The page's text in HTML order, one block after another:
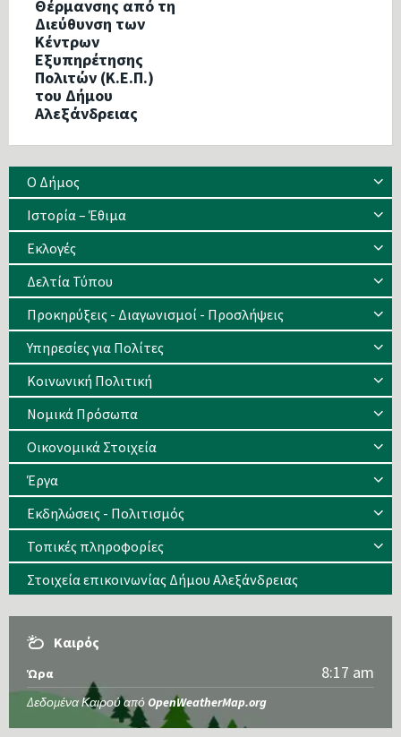
Θέρμανσης από τη
Διεύθυνση των
Κέντρων
Εξυπηρέτησης
Πολιτών (Κ.Ε.Π.)
του Δήμου
Αλεξάνδρειας
Ο Δήμος
Ιστορία – Έθιμα
Eκλογές
Δελτία Τύπου
Προκηρύξεις - Διαγωνισμοί - Προσλήψεις
Υπηρεσίες για Πολίτες
Κοινωνική Πολιτική
Νομικά Πρόσωπα
Οικονομικά Στοιχεία
Έργα
Εκδηλώσεις - Πολιτισμός
Τοπικές πληροφορίες
Στοιχεία επικοινωνίας Δήμου Αλεξάνδρειας
Καιρός
Ώρα 8:17 am
Δεδομένα Καιρού από OpenWeatherMap.org